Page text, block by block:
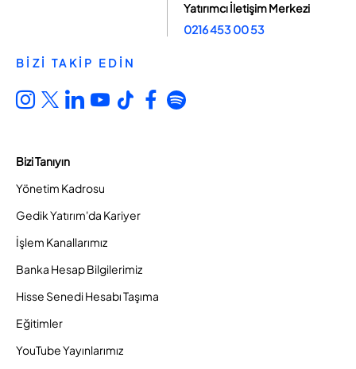
Yatırımcı İletişim Merkezi
0216 453 00 53
BİZİ TAKİP EDİN
Bizi Tanıyın
Yönetim Kadrosu
Gedik Yatırım'da Kariyer
İşlem Kanallarımız
Banka Hesap Bilgilerimiz
Hisse Senedi Hesabı Taşıma
Eğitimler
YouTube Yayınlarımız